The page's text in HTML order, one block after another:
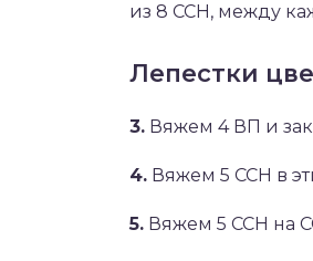
из 8 ССН, между
Лепестки
3. Вяжем 4 ВП и
4. Вяжем 5 ССН в
5. Вяжем 5 ССН на